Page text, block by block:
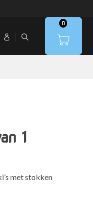
0
1
met stokken